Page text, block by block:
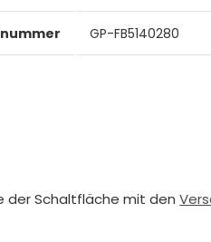
GP-FB5140280
der Schaltfläche mit den